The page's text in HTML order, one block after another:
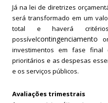
Já na lei de diretrizes
será transformado em um
total e haverá
possívelcontingenciamento
investimentos em fase final
prioritários e as despesas
e os serviços públicos.
Avaliações trimestrais